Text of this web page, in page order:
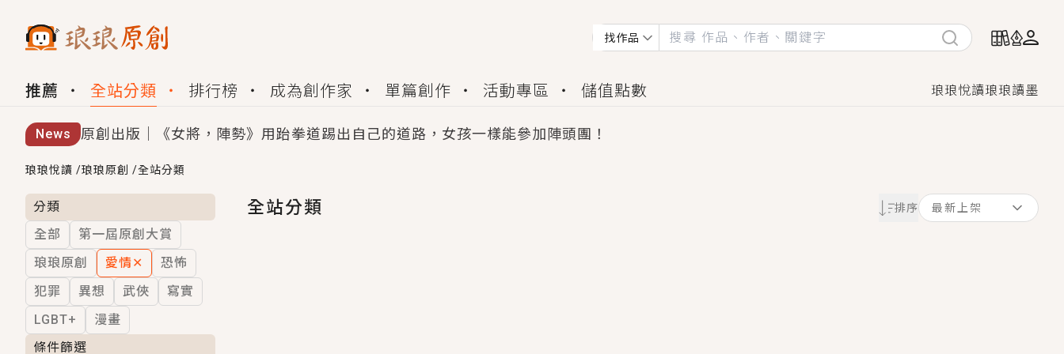
找作品
推薦 全站分類 排行榜 成為創作家 單篇創作 活動專區 儲值點數 琅琅悅讀琅琅讀墨
News 原創出版｜《女將，陣勢》用跆拳道踢出自己的道路，女孩一樣能參加陣頭團！
創,作家招募｜華文小說創作首選！有機會獲得豐富廣宣資源、專屬服務與獨享福利！
小編心動書單｜《離婚你提的，二婚嫁大佬，你哭什麼？》追妻火葬場！前夫失憶移情別戀，她頭也不回找新歡，他居然還後悔了？
GL｜《夏日與檸檬與重疊世界》炎熱的夏日、檸檬的香氣、互相愛慕的兩位少女，今夏最推純愛GL漫畫！
BL｜《費洛蒙中毒》救命！特殊費洛蒙體質世界觀，無法抗拒的吸引力，已中毒Σ>―(〃°ω°〃)♡→
OMG你嚇到我了｜《陰陽鬼店》上班族買了房子模型，但現實中買下的竟是屬於他的停屍櫃？！
言情｜《國語推行員》每個人心中都有一個連自己也無法改變的永恆， 他的一生將不由自主追逐著她……
琅琅悅讀 /琅琅原創 /全站分類
分類
全部
第一屆原創大賞
琅琅原創
愛情✕
恐怖
犯罪
異想 武俠
寫實
LGBT+
漫畫
條件篩選
全站分類 排序 最新上架